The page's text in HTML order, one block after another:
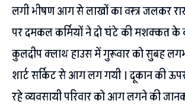
लगी भीषण आग से लाखों का वस्त्र जलकर
पर दमकल कर्मियों ने दो घंटे की मशक्कत के
कुलदीप क्लाथ हाउस में गुरूवार को सुबह
शार्ट सर्किट से आग लग गयी । दूकान की
रहे व्यवसायी परिवार को आग लगने की